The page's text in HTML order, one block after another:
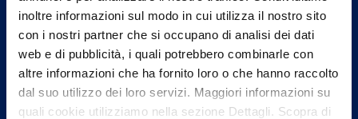
inoltre informazioni sul modo in cui utilizza il nostro sito
con i nostri partner che si occupano di analisi dei dati
web e di pubblicità, i quali potrebbero combinarle con
altre informazioni che ha fornito loro o che hanno raccolto
dal suo utilizzo dei loro servizi. Maggiori informazioni su
quali cookie utilizziamo nella sezione Dettagli. Scopra di